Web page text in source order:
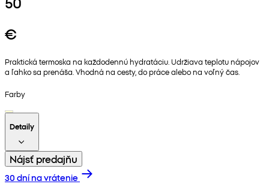
€
Praktická termoska na každodennú hydratáciu. Udržiava teplotu nápojov
a ľahko sa prenáša. Vhodná na cesty, do práce alebo na voľný čas.
Farby
Detaily
Nájsť predajňu
30 dní na vrátenie